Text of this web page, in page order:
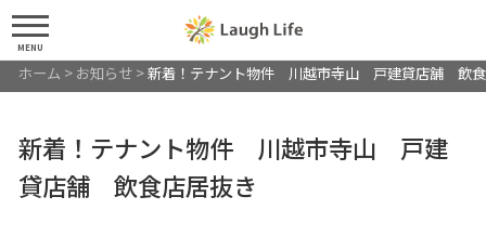
MENU
ホーム > お知らせ>新着！テナント物件 川越市寺山 戸建貸店舗 飲食
新着！テナント物件 川越市寺山 戸建
貸店舗 飲食店居抜き